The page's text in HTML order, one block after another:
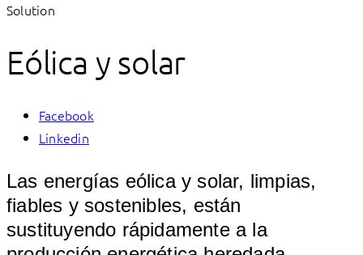
Solution
Eólica y solar
Facebook
Linkedin
Las energías eólica y solar, limpias,
fiables y sostenibles, están
sustituyendo rápidamente a la